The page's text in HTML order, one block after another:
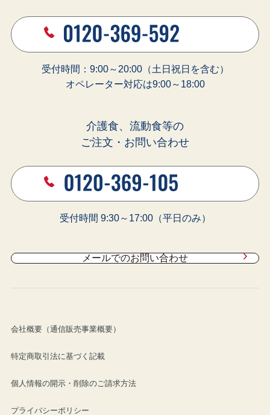
受付時間：9:00～20:00（土日祝日を含む）
オペレーター対応は9:00～18:00
介護食、流動食等の
ご注文・お問い合わせ
受付時間 9:30～17:00（平日のみ）
メールでのお問い合わせ
会社概要（通信販売事業概要）
特定商取引法に基づく記載
個人情報の開示・削除のご請求方法
プライバシーポリシー